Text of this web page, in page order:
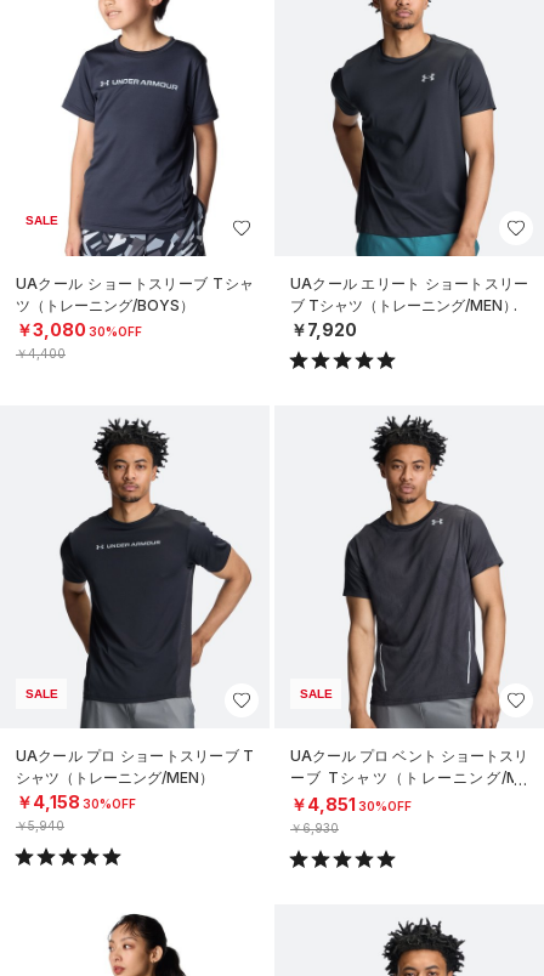
SALE
UAクール ショートスリーブ Tシャ
ツ（トレーニング/BOYS）
￥3,080 30%OFF
￥4,400
UAクール エリート ショートスリー
ブ Tシャツ（トレーニング/MEN）
￥7,920
SALE
UAクール プロ ショートスリーブ T
シャツ（トレーニング/MEN）
￥4,158 30%OFF
￥5,940
SALE
UAクール プロ ベント ショートスリ
ーブ Tシャツ（トレーニング/ME
N）
￥4,851 30%OFF
￥6,930